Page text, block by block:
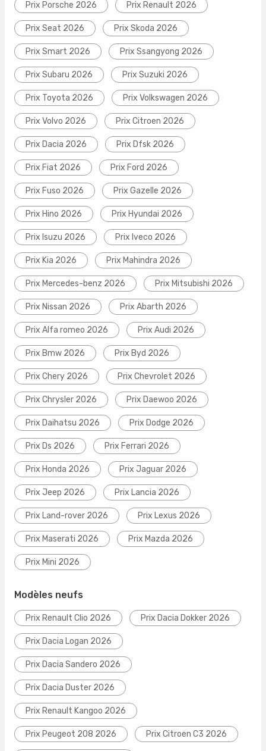
Prix Porsche 2026 Prix Renault 2026
Prix Seat 2026 Prix Skoda 2026
Prix Smart 2026 Prix Ssangyong 2026
Prix Subaru 2026 Prix Suzuki 2026
Prix Toyota 2026 Prix Volkswagen 2026
Prix Volvo 2026 Prix Citroen 2026
Prix Dacia 2026 Prix Dfsk 2026
Prix Fiat 2026 Prix Ford 2026
Prix Fuso 2026 Prix Gazelle 2026
Prix Hino 2026 Prix Hyundai 2026
Prix Isuzu 2026 Prix Iveco 2026
Prix Kia 2026 Prix Mahindra 2026
Prix Mercedes-benz 2026 Prix Mitsubishi 2026
Prix Nissan 2026 Prix Abarth 2026
Prix Alfa romeo 2026 Prix Audi 2026
Prix Bmw 2026 Prix Byd 2026
Prix Chery 2026 Prix Chevrolet 2026
Prix Chrysler 2026 Prix Daewoo 2026
Prix Daihatsu 2026 Prix Dodge 2026
Prix Ds 2026 Prix Ferrari 2026
Prix Honda 2026 Prix Jaguar 2026
Prix Jeep 2026 Prix Lancia 2026
Prix Land-rover 2026 Prix Lexus 2026
Prix Maserati 2026 Prix Mazda 2026
Prix Mini 2026
Modèles neufs
Prix Renault Clio 2026 Prix Dacia Dokker 2026
Prix Dacia Logan 2026
Prix Dacia Sandero 2026
Prix Dacia Duster 2026
Prix Renault Kangoo 2026
Prix Peugeot 208 2026 Prix Citroen C3 2026